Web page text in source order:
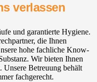
verlassen
und garantierte Hygiene.
die Ihnen
hohe fachliche Know-
Wir bieten Ihnen
Unsere Betreuung behält
fachgerecht.